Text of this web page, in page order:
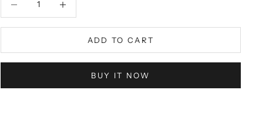
ADD TO CART
BUY IT NOW